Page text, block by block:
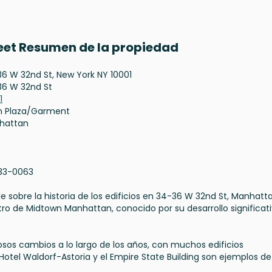
Resumen de la propiedad
W 32nd St, New York NY 10001
W 32nd St
Plaza/Garment
0063
la historia de los edificios en 34-36 W 32nd St,
de Midtown Manhattan, conocido por su desarrollo
cambios a lo largo de los años, con muchos edificios
Waldorf-Astoria y el Empire State Building son ejemplos de